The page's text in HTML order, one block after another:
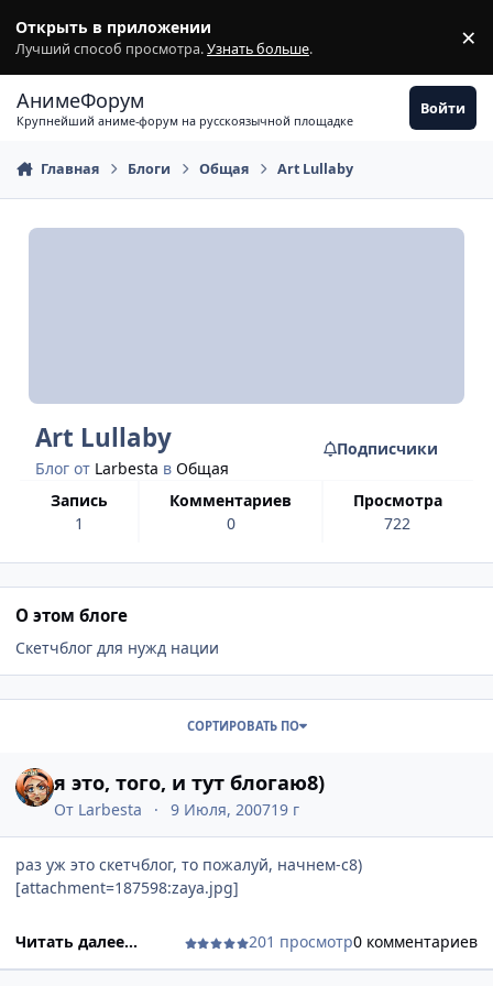
Открыть в приложении
Лучший способ просмотра.Узнать больше. ×
АнимеФорум
Крупнейший аниме-форум на русскоязычной площадке
Войти
Главная Блоги Общая Art Lullaby
Art Lullaby
Блог от Larbesta вОбщая
запись
1
комментариев
0
просмотра
722
Подписчики
О этом блоге
Скетчблог для нужд нации
СОРТИРОВАТЬ ПО
я это, того, и тут блогаю8)
От Larbesta 9 Июля, 200719 г
раз уж это скетчблог, то пожалуй, начнем-с8)
[attachment=187598:zaya.jpg]
Читать далее... 201 просмотр0 комментариев